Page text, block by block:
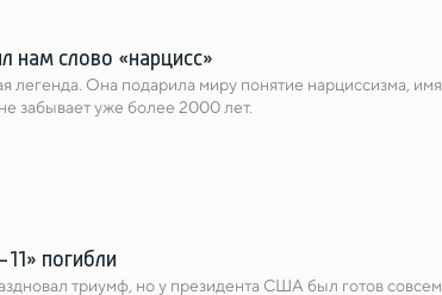
нам слово «нарцисс»
легенда. Она подарила миру понятие нарциссизма, имя
забывает уже более 2000 лет.
погибли
триумф, но у президента США был готов совсем